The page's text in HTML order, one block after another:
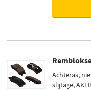
Achteras,
slijtage,